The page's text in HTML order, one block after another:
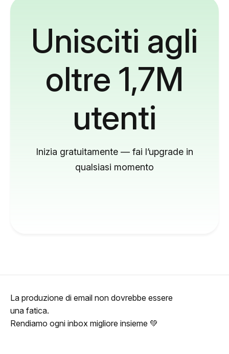
Unisciti agli
oltre 1,7M
utenti
Inizia gratuitamente — fai l’upgrade in
qualsiasi momento
La produzione di email non dovrebbe essere
una fatica.
Rendiamo ogni inbox migliore insieme 💚